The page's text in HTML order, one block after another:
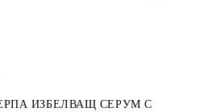
ИЗБЕЛВАЩ СЕРУМ С